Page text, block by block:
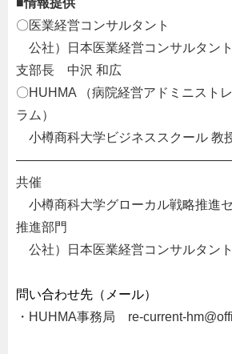
■情報提供
〇医業経営コンサルタント
公社）日本医業経営コンサルタン
支部長 中沢 和広
〇HUHMA （病院経営アドミニスト
ラム）
小樽商科大学ビジネススクール
共催
小樽商科大学グローカル戦略推進
推進部門
公社）日本医業経営コンサルタン
問い合わせ先（メール）
・HUHMA事務局 re-current-